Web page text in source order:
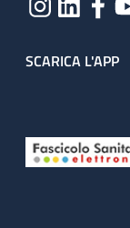
SCARICA L'APP